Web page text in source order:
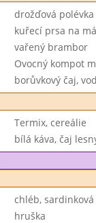
drožďová
kuřecí prsa na
vařený brambor
Ovocný kompot
borůvkový čaj,
Termix, cereálie
bílá káva, čaj
chléb,
hruška